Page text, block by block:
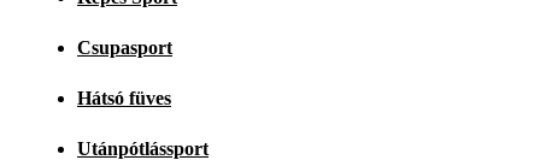
Csupasport
Hátsó füves
Utánpótlássport